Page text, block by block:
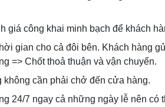
giá công khai minh bạch để khách
gian cho cả đôi bên. Khách hàng
=> Chốt thoả thuận và vận chuyển.
cần phải chở đến cửa hàng.
24/7 ngay cả những ngày lễ nên có